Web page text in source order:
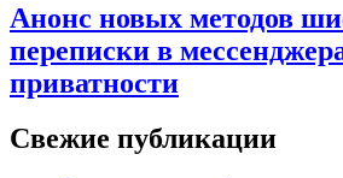
Анонс новых методов
переписки в
приватности
Свежие публикации